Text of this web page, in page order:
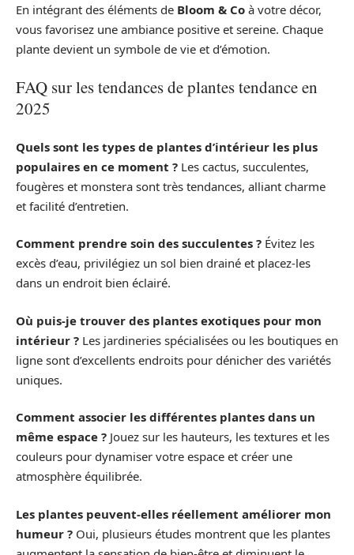
En intégrant des éléments de Bloom & Co à votre décor,
vous favorisez une ambiance positive et sereine. Chaque
plante devient un symbole de vie et d’émotion.
FAQ sur les tendances de plantes tendance en
2025
Quels sont les types de plantes d’intérieur les plus
populaires en ce moment ? Les cactus, succulentes,
fougères et monstera sont très tendances, alliant charme
et facilité d’entretien.
Comment prendre soin des succulentes ? Évitez les
excès d’eau, privilégiez un sol bien drainé et placez-les
dans un endroit bien éclairé.
Où puis-je trouver des plantes exotiques pour mon
intérieur ? Les jardineries spécialisées ou les boutiques en
ligne sont d’excellents endroits pour dénicher des variétés
uniques.
Comment associer les différentes plantes dans un
même espace ? Jouez sur les hauteurs, les textures et les
couleurs pour dynamiser votre espace et créer une
atmosphère équilibrée.
Les plantes peuvent-elles réellement améliorer mon
humeur ? Oui, plusieurs études montrent que les plantes